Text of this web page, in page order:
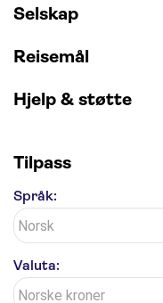
Alcatraz
Golden Circle
Selskap
Reisemål
Hjelp & støtte
Tilpass
Språk:
Valuta: